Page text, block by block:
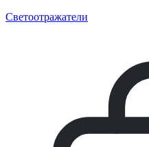
Светоотражатели